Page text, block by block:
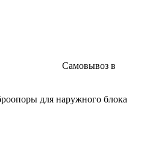
Самовывоз в
для наружного блока